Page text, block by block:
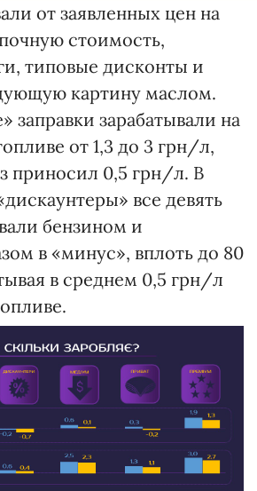
от заявленных цен на
стоимость,
типовые дисконты и
картину маслом.
заправки зарабатывали на
от 1,3 до 3 грн/л,
приносил 0,5 грн/л. В
все девять
бензином и
в «минус», вплоть до 80
в среднем 0,5 грн/л